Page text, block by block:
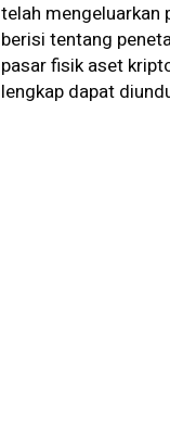
telah mengeluarkan
berisi tentang
pasar fisik aset
lengkap dapat